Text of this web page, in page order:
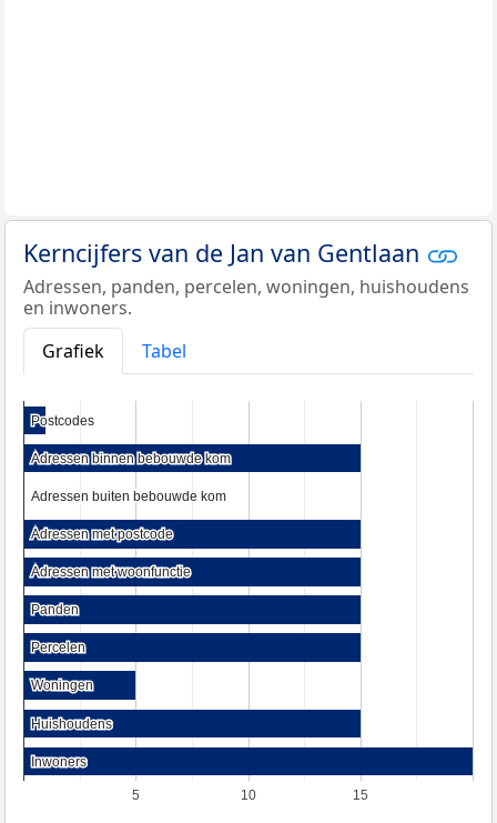
Kerncijfers van de Jan van Gentlaan
Adressen, panden, percelen, woningen, huishoudens
en inwoners.
Grafiek
Tabel
5 10 15
Postcodes
Postcodes
Adressen binnen bebouwde kom
Adressen binnen bebouwde kom
Adressen buiten bebouwde kom
Adressen buiten bebouwde kom
Adressen met postcode
Adressen met postcode
Adressen met woonfunctie
Adressen met woonfunctie
Panden
Panden
Percelen
Percelen
Woningen
Woningen
Huishoudens
Huishoudens
Inwoners
Inwoners